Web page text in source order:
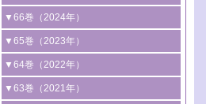
2号 コンピューター技術により加速する
触媒開発
3号 有機分子変換やCO 資源化のための
光触媒に関する最近の研究
B号 第137回触媒討論会（2026年）
1号 CO
水素化によるグリーン燃料/グリ
ーンケミカル製造
2号 水素製造のための水分解技術に関す
る最近の研究
3号 オレフィン系樹脂の精密合成に関す
▼66巻（2024年）
1号 低次元ナノ構造を有する触媒材料
2号 規制反応場を活用した固体触媒研究
の新展開
3号 未踏分子変換を目指した酸化触媒プ
▼65巻（2023年）
1号 炭素が関わる触媒機能
2号 プラスチックケミカルリサイクルの
▼64巻（2022年）
1号 合成ガス製造とCOを用いるケミカル
▼63巻（2021年）